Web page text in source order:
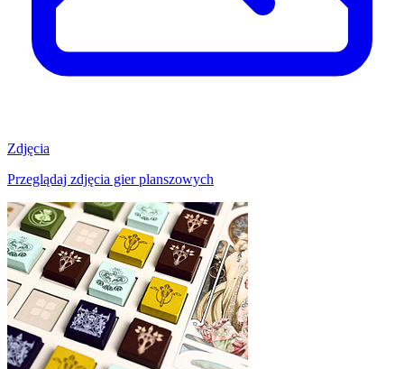
Zdjęcia
Przeglądaj zdjęcia gier planszowych